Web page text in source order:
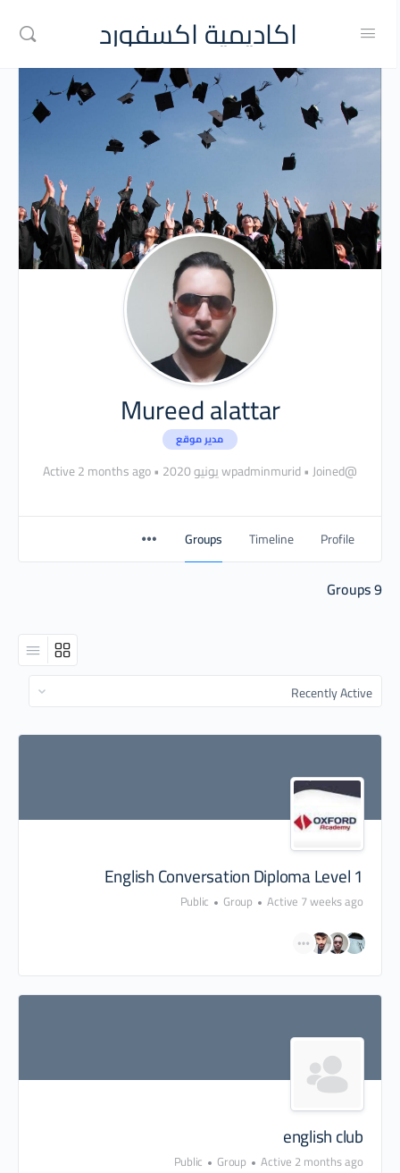
اكاديمية اكسفورد
Mureed alattar
مدير موقع
@wpadminmurid
•Joined يونيو 2020 •
Active 2 months ago
Profile
Timeline
Groups
9
Groups
Order
By:
English Conversation Diploma Level 1
Public Group Active 7 weeks ago
english club
Public Group Active 2 months ago